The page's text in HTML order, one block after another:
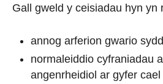
Gall gweld y ceisiadau hyn yn
annog arferion gwario
normaleiddio cyfraniadau
angenrheidiol ar gyfer